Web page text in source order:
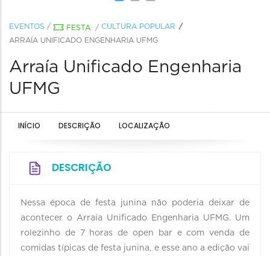
EVENTOS / FESTA / CULTURA POPULAR
ARRAÍA UNIFICADO ENGENHARIA UFMG
Arraía Unificado Engenharia
UFMG
INÍCIO DESCRIÇÃO LOCALIZAÇÃO
DESCRIÇÃO
Nessa época de festa junina não poderia deixar de
acontecer o Arraía Unificado Engenharia UFMG. Um
rolezinho de 7 horas de open bar e com venda de
comidas típicas de festa junina, e esse ano a edição vai